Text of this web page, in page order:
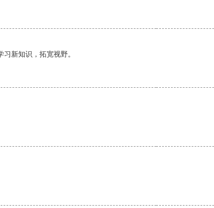
新知识，拓宽视野。